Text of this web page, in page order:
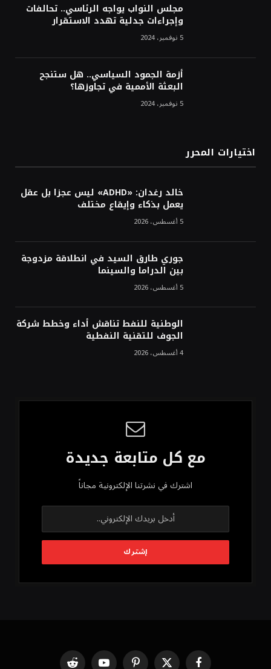
مجلس النواب يواجه الرئاسي.. تحالفات
وإجراءات جدلية تهدد الاستقرار
5 نوفمبر، 2024
أزمة الجمود السياسي.. هل ستنجح
البعثة الأممية في تجاوزها؟
5 نوفمبر، 2024
اختيارات المحرر
خالد رغدان: «ADHD» ليس عجزا بل عقل
يعمل بذكاء وإيقاع مختلف
5 أغسطس، 2026
جوري طارق السيد في انطلاقة مزدوجة
بين الدراما والسينما
5 أغسطس، 2026
الوطنية للنفط تناقش أداء وخطط شركة
الجوف للتقنية النفطية
4 أغسطس، 2026
مع كل متابعة جديدة
اشترك في نشرتنا الإلكترونية مجاناً